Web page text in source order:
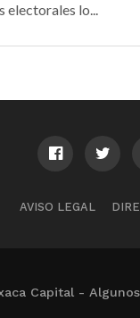
electorales lo...
AVISO LEGAL
Capital -